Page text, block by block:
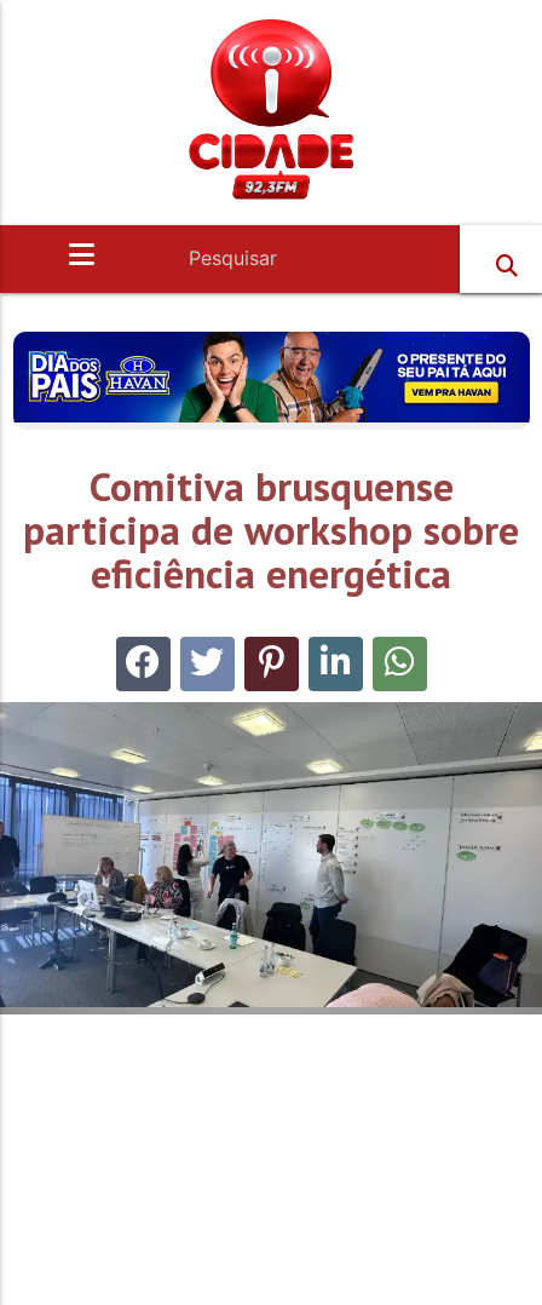
Comitiva brusquense
participa de workshop sobre
eficiência energética